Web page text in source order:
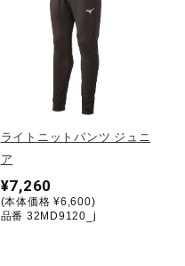
ライトニットパンツ ジュニ
ア
¥7,260
(本体価格 ¥6,600)
品番 32MD9120_j